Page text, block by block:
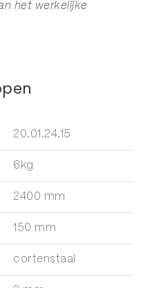
het werkelijke
20.01.24.15
6kg
2400 mm
150 mm
cortenstaal